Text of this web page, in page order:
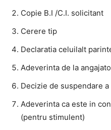
Copie B.I /C.I. solicitant
Cerere tip
Declaratia celuilalt
Adeverinta de la
Decizie de suspendare
Adeverinta ca este in
(pentru stimulent)